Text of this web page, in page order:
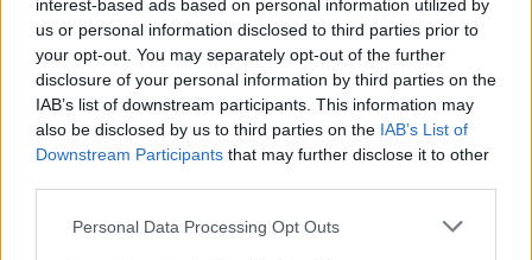
interest-based ads based on personal information utilized by
us or personal information disclosed to third parties prior to
your opt-out. You may separately opt-out of the further
disclosure of your personal information by third parties on the
IAB’s list of downstream participants. This information may
also be disclosed by us to third parties on the IAB’s List of
Downstream Participants that may further disclose it to other
Please note that this website/app uses one or more Google
Personal Data Processing Opt Outs
Felhozta azt is, hogy a rendezvény nem a
tanítási időben volt, hanem pénteken, az esti
órákban. Kiemelte még – bár ezt érvnek nehéz
tekinteni, – hogy kampánycélból az állami és
önkormányzati költségvetési szervek azonos